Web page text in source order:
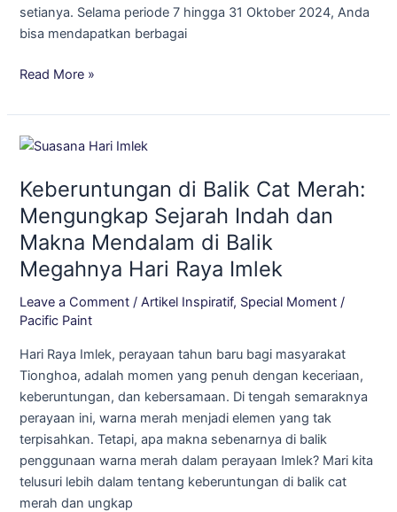
setianya. Selama periode 7 hingga 31 Oktober 2024, Anda
bisa mendapatkan berbagai
Read More »
Keberuntungan di Balik Cat Merah:
Mengungkap Sejarah Indah dan
Makna Mendalam di Balik
Megahnya Hari Raya Imlek
Leave a Comment /Artikel Inspiratif, Special Moment /
Pacific Paint
Hari Raya Imlek, perayaan tahun baru bagi masyarakat
Tionghoa, adalah momen yang penuh dengan keceriaan,
keberuntungan, dan kebersamaan. Di tengah semaraknya
perayaan ini, warna merah menjadi elemen yang tak
terpisahkan. Tetapi, apa makna sebenarnya di balik
penggunaan warna merah dalam perayaan Imlek? Mari kita
telusuri lebih dalam tentang keberuntungan di balik cat
merah dan ungkap
Keberuntungan
Balik
Cat
Merah:
Mengungkap
Sejarah
Indah
dan
Mendalam
di
Balik
Megahnya
Hari
Raya
Imlek